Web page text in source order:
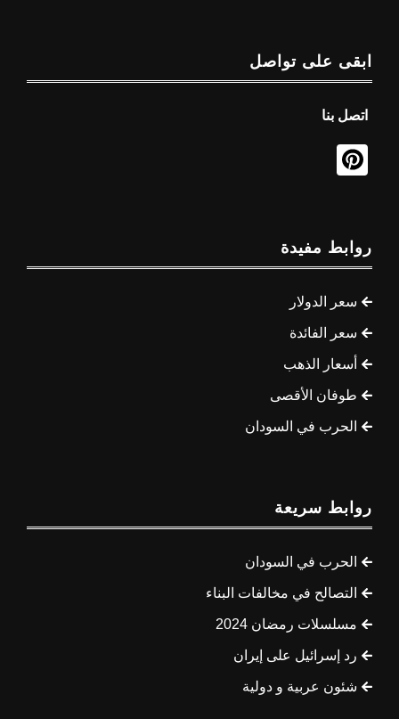
ابقى على تواصل
اتصل بنا
روابط مفيدة
سعر الدولار
سعر الفائدة
أسعار الذهب
طوفان الأقصى
الحرب في السودان
روابط سريعة
الحرب في السودان
التصالح في مخالفات البناء
مسلسلات رمضان 2024
رد إسرائيل على إيران
شئون عربية و دولية